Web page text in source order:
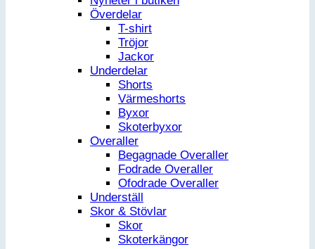
Överdelar
T-shirt
Tröjor
Jackor
Underdelar
Shorts
Värmeshorts
Byxor
Skoterbyxor
Overaller
Begagnade Overaller
Fodrade Overaller
Ofodrade Overaller
Underställ
Skor & Stövlar
Skor
Skoterkängor